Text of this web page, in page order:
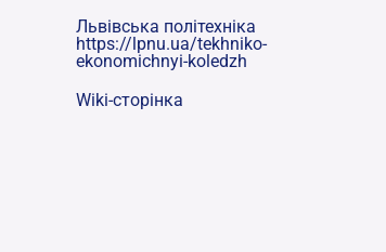
Львівська політехніка
https://lpnu.ua/tekhniko-
ekonomichnyi-koledzh
Wiki-сторінка